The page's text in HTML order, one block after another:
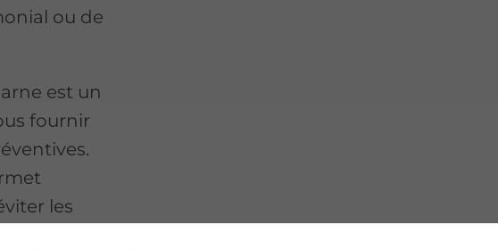
ou de
est un
fournir
les